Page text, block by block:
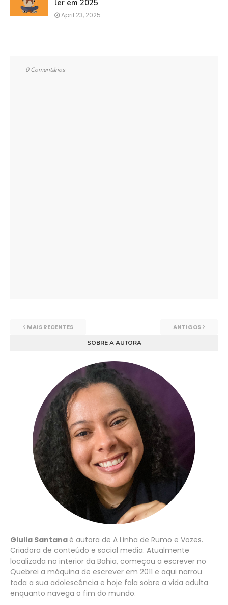
ler em 2025
April 23, 2025
0 Comentários
MAIS RECENTES
ANTIGOS
SOBRE A AUTORA
Giulia Santana é autora de A Linha de Rumo e Vozes.
Criadora de conteúdo e social media. Atualmente
localizada no interior da Bahia, começou a escrever no
Quebrei a máquina de escrever em 2011 e aqui narrou
toda a sua adolescência e hoje fala sobre a vida adulta
enquanto navega o fim do mundo.